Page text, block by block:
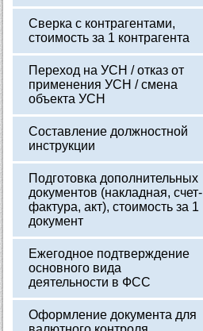
Сверка с контрагентами,
стоимость за 1 контрагента
Переход на УСН / отказ от
применения УСН / смена
объекта УСН
Составление должностной
инструкции
Подготовка дополнительных
документов (накладная, счет-
фактура, акт), стоимость за 1
документ
Ежегодное подтверждение
основного вида
деятельности в ФСС
Оформление документа для